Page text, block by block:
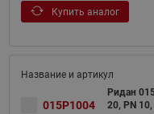
Купить аналог
015P1004
Ридан
20, PN